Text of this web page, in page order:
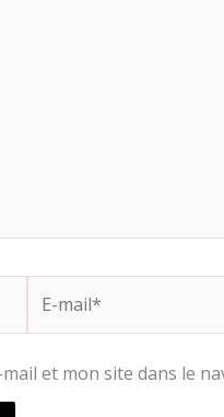
mail*
et mon site dans le